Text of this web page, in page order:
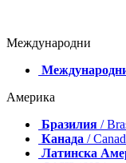
Международни
Америка
Бразилия /
Канада /
Латинска